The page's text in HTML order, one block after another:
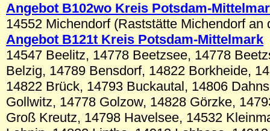
Angebot B102wo Kreis Potsdam-
14552 Michendorf (Raststätte Michendorf an
Angebot B121t Kreis Potsdam-Mittelmark
14547 Beelitz, 14778 Beetzsee, 14778
Belzig, 14789 Bensdorf, 14822 Borkheide,
14822 Brück, 14793 Buckautal, 14806
Gollwitz, 14778 Golzow, 14828 Görzke,
Groß Kreutz, 14798 Havelsee, 14532